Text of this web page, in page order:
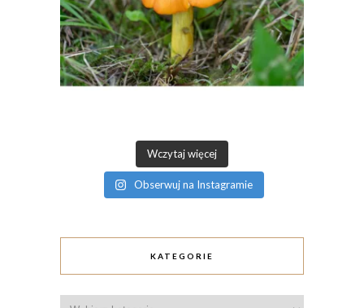
Wczytaj więcej
Obserwuj na Instagramie
KATEGORIE